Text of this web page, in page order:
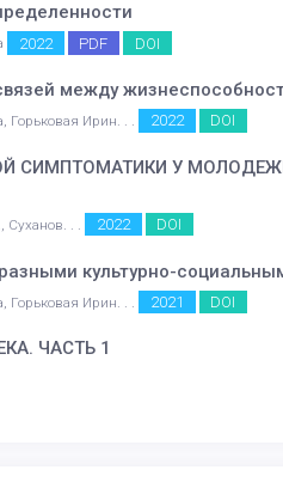
2022 PDF DOI
между
Горьковая Ирин. . . 2022 DOI
СИМПТОМАТИКИ У
Суханов. . . 2022 DOI
культурно-
Горьковая Ирин. . . 2021 DOI
ЧАСТЬ 1